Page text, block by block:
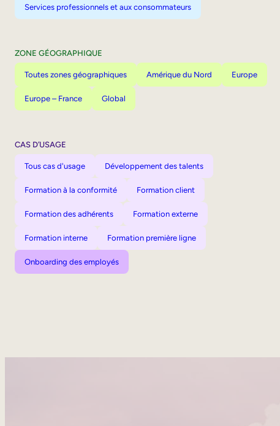
Services professionnels et aux consommateurs
ZONE GÉOGRAPHIQUE
Toutes zones géographiques Amérique du Nord Europe
Europe – France Global
CAS D’USAGE
Tous cas d'usage Développement des talents
Formation à la conformité Formation client
Formation des adhérents Formation externe
Formation interne Formation première ligne
Onboarding des employés